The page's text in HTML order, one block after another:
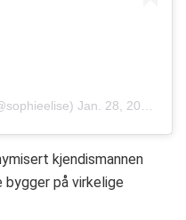
Jan. 28, 2019 kl. 8:23 PST
kjendismannen
på virkelige